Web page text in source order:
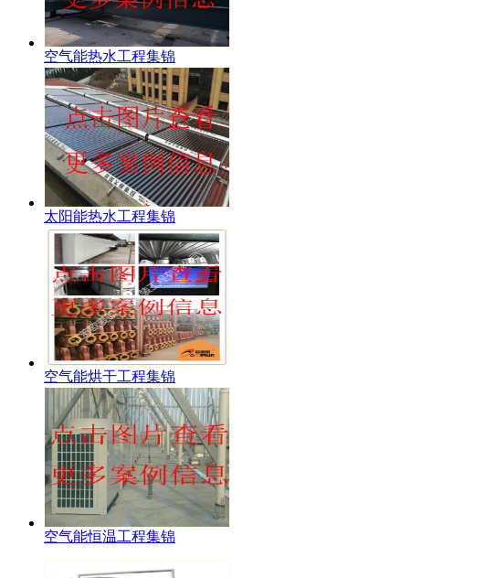
空气能热水工程集锦
太阳能热水工程集锦
空气能烘干工程集锦
空气能恒温工程集锦